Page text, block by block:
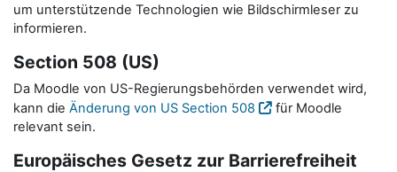
um unterstützende Technologien wie Bildschirmleser zu
informieren.
Section 508 (US)
Da Moodle von US-Regierungsbehörden verwendet wird,
kann die Änderung von US Section 508
für Moodle
relevant sein.
Europäisches Gesetz zur Barrierefreiheit